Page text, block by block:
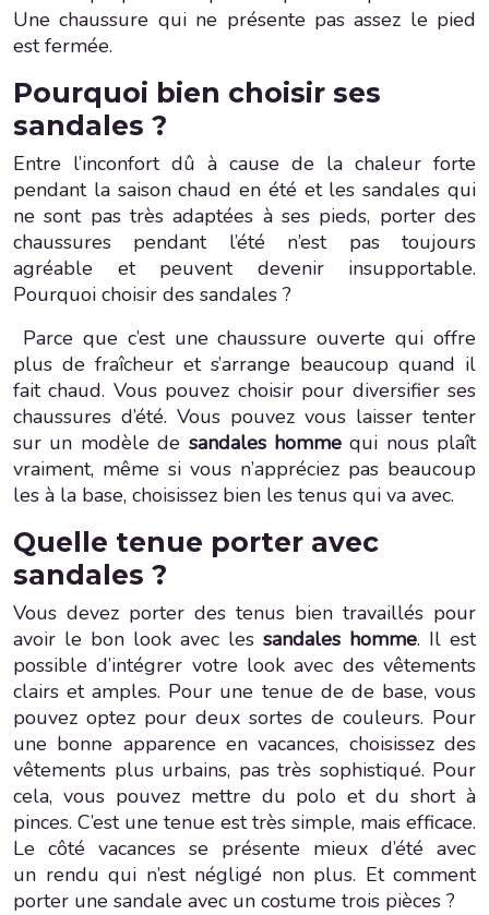
Une chaussure qui ne présente pas assez le pied
est fermée.
Pourquoi bien choisir ses
sandales ?
Entre l’inconfort dû à cause de la chaleur forte
pendant la saison chaud en été et les sandales qui
ne sont pas très adaptées à ses pieds, porter des
chaussures pendant l’été n’est pas toujours
agréable et peuvent devenir insupportable.
Pourquoi choisir des sandales ?
Parce que c’est une chaussure ouverte qui offre
plus de fraîcheur et s’arrange beaucoup quand il
fait chaud. Vous pouvez choisir pour diversifier ses
chaussures d’été. Vous pouvez vous laisser tenter
sur un modèle de sandales hommequi nous plaît
vraiment, même si vous n’appréciez pas beaucoup
les à la base, choisissez bien les tenus qui va avec.
Quelle tenue porter avec
sandales ?
Vous devez porter des tenus bien travaillés pour
avoir le bon look avec les sandales homme. Il est
possible d’intégrer votre look avec des vêtements
clairs et amples. Pour une tenue de de base, vous
pouvez optez pour deux sortes de couleurs. Pour
une bonne apparence en vacances, choisissez des
vêtements plus urbains, pas très sophistiqué. Pour
cela, vous pouvez mettre du polo et du short à
pinces. C’est une tenue est très simple, mais efficace.
Le côté vacances se présente mieux d’été avec
un rendu qui n’est négligé non plus. Et comment
porter une sandale avec un costume trois pièces ?